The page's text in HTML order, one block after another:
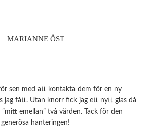
MARIANNE ÖST
sen med att kontakta dem för en ny
jag fått. Utan knorr fick jag ett nytt glas då
”mitt emellan” två värden. Tack för den
generösa hanteringen!